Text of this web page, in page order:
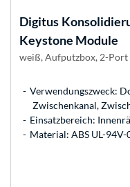
Digitus
Keystone Module
weiß, Aufputzbox, 2-Port
Verwendungszweck:
Zwischenkanal,
Einsatzbereich:
Material: ABS UL-